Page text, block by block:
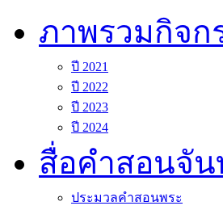
ภาพรวมกิจก
ปี 2021
ปี 2022
ปี 2023
ปี 2024
สื่อคำสอนจัน
ประมวลคำสอนพระ